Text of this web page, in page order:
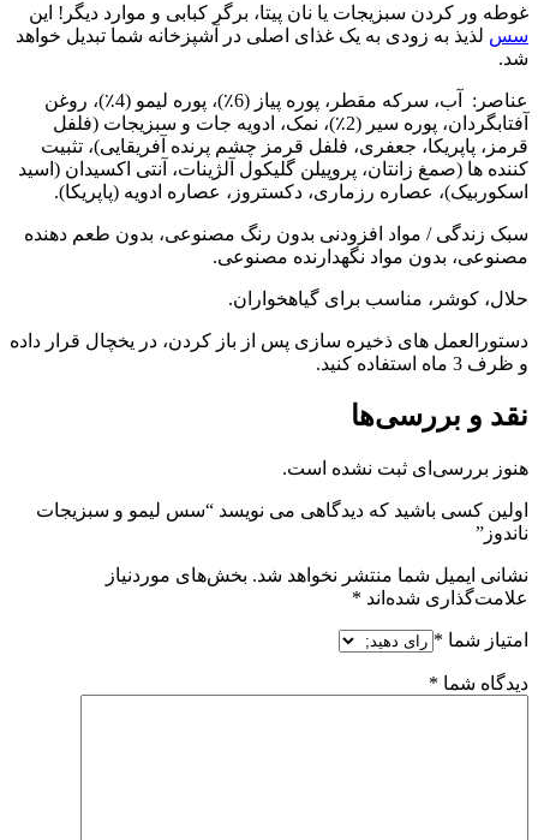
غوطه ور کردن سبزیجات یا نان پیتا، برگر کبابی و موارد دیگر! این
سس لذیذ به زودی به یک غذای اصلی در آشپزخانه شما تبدیل خواهد
شد.
عناصر: آب، سرکه مقطر، پوره پیاز (6٪)، پوره لیمو (4٪)، روغن
آفتابگردان، پوره سیر (2٪)، نمک، ادویه جات و سبزیجات (فلفل
قرمز، پاپریکا، جعفری، فلفل قرمز چشم پرنده آفریقایی)، تثبیت
کننده ها (صمغ زانتان، پروپیلن گلیکول آلژینات، آنتی اکسیدان (اسید
اسکوربیک)، عصاره رزماری، دکستروز، عصاره ادویه (پاپریکا).
سبک زندگی / مواد افزودنی بدون رنگ مصنوعی، بدون طعم دهنده
مصنوعی، بدون مواد نگهدارنده مصنوعی.
حلال، کوشر، مناسب برای گیاهخواران.
دستورالعمل های ذخیره سازی پس از باز کردن، در یخچال قرار داده
و ظرف 3 ماه استفاده کنید.
نقد و بررسی‌ها
هنوز بررسی‌ای ثبت نشده است.
اولین کسی باشید که دیدگاهی می نویسد “سس لیمو و سبزیجات
ناندوز”
نشانی ایمیل شما منتشر نخواهد شد. بخش‌های موردنیاز
علامت‌گذاری شده‌اند *
امتیاز شما *
دیدگاه شما *